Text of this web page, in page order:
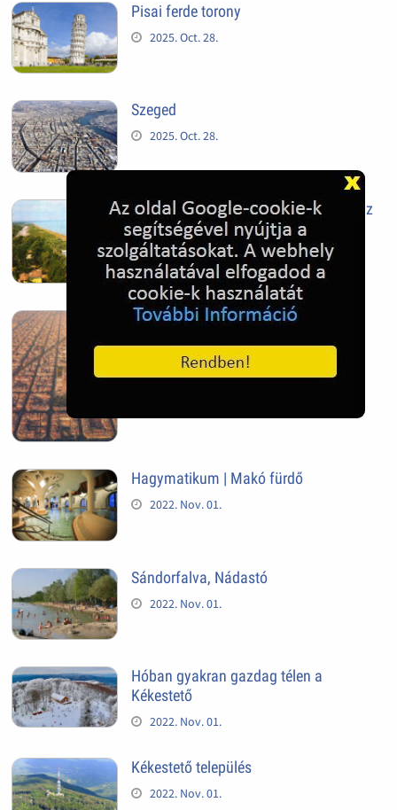
Pisai ferde torony
2025. Oct. 28.
Szeged
2025. Oct. 28.
Siófok, mielőtt beépült az Aranypart az
1970-es évek elején
2024. Nov. 17.
Barcelona, Spanyolország
2022. Dec. 04.
Hagymatikum | Makó fürdő
2022. Nov. 01.
Sándorfalva, Nádastó
2022. Nov. 01.
Hóban gyakran gazdag télen a
Kékestető
2022. Nov. 01.
Kékestető település
2022. Nov. 01.